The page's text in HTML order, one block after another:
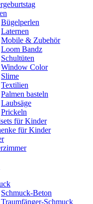
Bügelperlen
Laternen
Mobile & Zubehör
Loom Bandz
Schultüten
Window Color
Slime
Textilien
Palmen basteln
Laubsäge
Prickeln
für Kinder
für Kinder
Schmuck-Beton
Traumfänger-Schmuck